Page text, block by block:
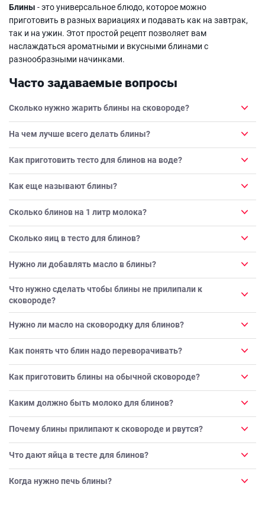
Блины - это универсальное блюдо, которое можно
приготовить в разных вариациях и подавать как на завтрак,
так и на ужин. Этот простой рецепт позволяет вам
наслаждаться ароматными и вкусными блинами с
разнообразными начинками.
Часто задаваемые вопросы
Сколько нужно жарить блины на сковороде?
На чем лучше всего делать блины?
Как приготовить тесто для блинов на воде?
Как еще называют блины?
Сколько блинов на 1 литр молока?
Сколько яиц в тесто для блинов?
Нужно ли добавлять масло в блины?
Что нужно сделать чтобы блины не прилипали к
сковороде?
Нужно ли масло на сковородку для блинов?
Как понять что блин надо переворачивать?
Как приготовить блины на обычной сковороде?
Каким должно быть молоко для блинов?
Почему блины прилипают к сковороде и рвутся?
Что дают яйца в тесте для блинов?
Когда нужно печь блины?